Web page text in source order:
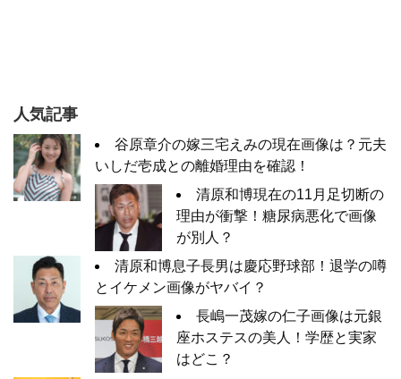
人気記事
谷原章介の嫁三宅えみの現在画像は？元夫
いしだ壱成との離婚理由を確認！
清原和博現在の11月足切断の
理由が衝撃！糖尿病悪化で画像
が別人？
清原和博息子長男は慶応野球部！退学の噂
とイケメン画像がヤバイ？
長嶋一茂嫁の仁子画像は元銀
座ホステスの美人！学歴と実家
はどこ？